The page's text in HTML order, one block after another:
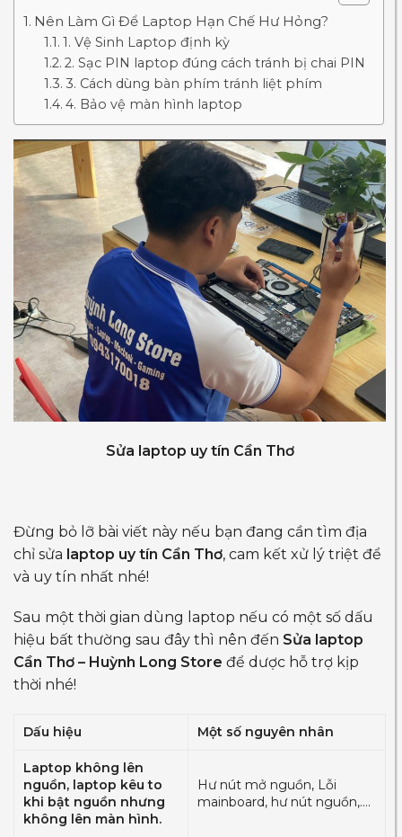
Nên Làm Gì Để Laptop Hạn Chế Hư Hỏng?
1. Vệ Sinh Laptop định kỳ
2. Sạc PIN laptop đúng cách tránh bị chai PIN
3. Cách dùng bàn phím tránh liệt phím
4. Bảo vệ màn hình laptop
Sửa laptop uy tín Cần Thơ
Đừng bỏ lỡ bài viết này nếu bạn đang cần tìm địa
chỉ sửa laptop uy tín Cần Thơ, cam kết xử lý triệt để
và uy tín nhất nhé!
Sau một thời gian dùng laptop nếu có một số dấu
hiệu bất thường sau đây thì nên đến Sửa laptop
Cần Thơ – Huỳnh Long Store để dược hỗ trợ kịp
thời nhé!
Dấu hiệu Một số nguyên nhân
Laptop không lên
nguồn, laptop kêu to
khi bật nguồn nhưng
không lên màn hình.
Hư nút mở nguồn, Lỗi
mainboard, hư nút nguồn,….